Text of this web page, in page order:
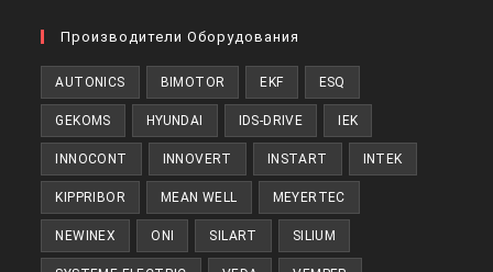
Производители Оборудования
AUTONICS BIMOTOR EKF ESQ
GEKOMS HYUNDAI IDS-DRIVE IEK
INNOCONT INNOVERT INSTART INTEK
KIPPRIBOR MEAN WELL MEYERTEC
NEWINEX ONI SILART SILIUM